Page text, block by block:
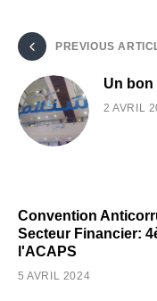
PREVIOUS
Un bon
2 AVRIL
Convention
Secteur Financier:
l'ACAPS
5 AVRIL 2024